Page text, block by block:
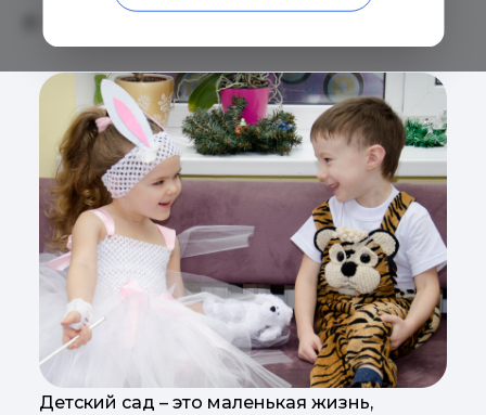
Детский сад – это маленькая жизнь,